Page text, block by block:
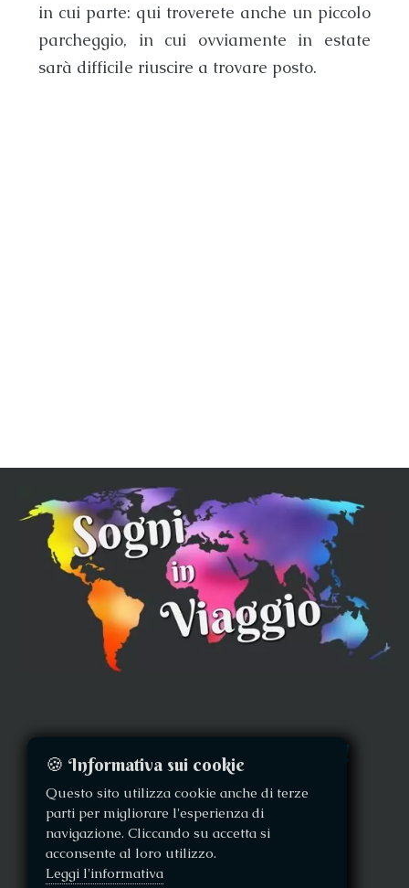
in cui parte: qui troverete anche un piccolo
parcheggio, in cui ovviamente in estate
sarà difficile riuscire a trovare posto.
Seguici per altre foto e video!
🍪 Informativa sui cookie
Questo sito utilizza cookie anche di terze
parti per migliorare l'esperienza di
navigazione. Cliccando su accetta si
acconsente al loro utilizzo.
Leggi l'informativa